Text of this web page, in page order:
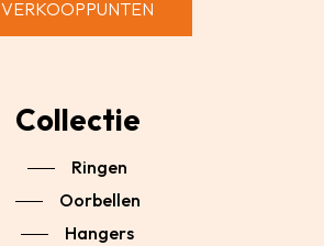
VERKOOPPUNTEN
Collectie
Ringen
Oorbellen
Hangers